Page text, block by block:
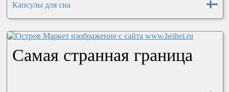
Капсулы для сна
Самая странная граница